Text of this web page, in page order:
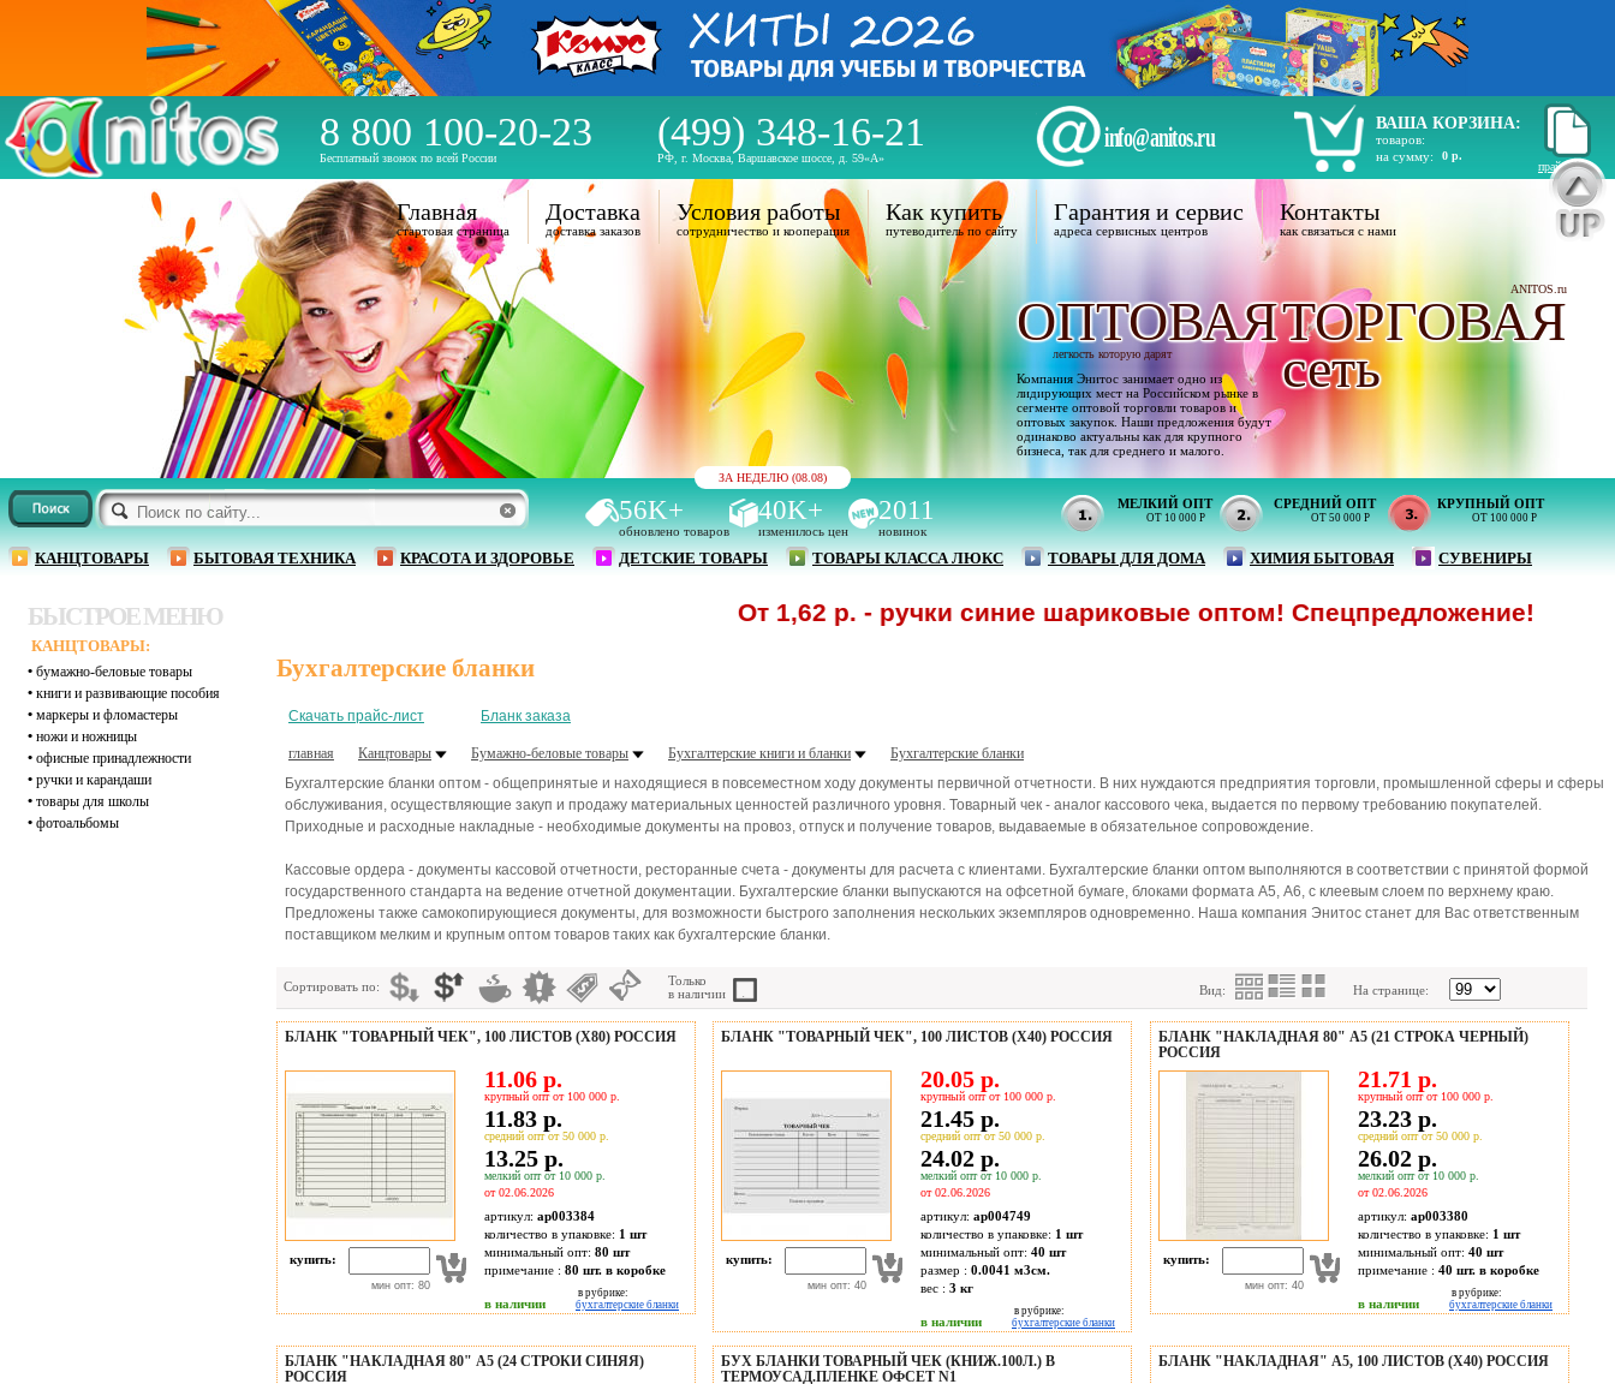
8 800 100-20-23
Бесплатный звонок по всей России
(499) 348-16-21
РФ, г. Москва, Варшавское шоссе, д. 59«А»
info@anitos.ru
ВАША КОРЗИНА:
товаров:
на сумму:
0 р.
прайс лист
ЗА НЕДЕЛЮ (08.08)
56K+
обновлено товаров
40K+
изменилось цен
2011
новинок
МЕЛКИЙ ОПТ
ОТ 10 000 Р
СРЕДНИЙ ОПТ
ОТ 50 000 Р
КРУПНЫЙ ОПТ
ОТ 100 000 Р
КАНЦТОВАРЫ БЫТОВАЯ ТЕХНИКА КРАСОТА И ЗДОРОВЬЕ ДЕТСКИЕ ТОВАРЫ ТОВАРЫ КЛАССА ЛЮКС ТОВАРЫ ДЛЯ ДОМА ХИМИЯ БЫТОВАЯ СУВЕНИРЫ
Главная
стартовая страница
Доставка
доставка заказов
Условия работы
сотрудничество и кооперация
Как купить
путеводитель по сайту
Гарантия и сервис
адреса сервисных центров
Контакты
как связаться с нами
ANITOS.ru
ОПТОВАЯТОРГОВАЯ
легкость которую дарят
Компания Энитос занимает одно из
лидирующих мест на Российском рынке в
сегменте оптовой торговли товаров и
оптовых закупок. Наши предложения будут
одинаково актуальны как для крупного
бизнеса, так для среднего и малого.
сеть
БЫСТРОЕ МЕНЮ
КАНЦТОВАРЫ:
• бумажно-беловые товары
• книги и развивающие пособия
• маркеры и фломастеры
• ножи и ножницы
• офисные принадлежности
• ручки и карандаши
• товары для школы
• фотоальбомы
От 1,62 р. - ручки синие шариковые оптом! Спецпредложение!
Бухгалтерские бланки
Скачать прайс-лист Бланк заказа
главная Канцтовары Бумажно-беловые товары Бухгалтерские книги и бланки
Бухгалтерские бланки
Бухгалтерские бланки оптом - общепринятые и находящиеся в повсеместном ходу документы первичной отчетности. В них нуждаются предприятия торговли, промышленной сферы и сферы
обслуживания, осуществляющие закуп и продажу материальных ценностей различного уровня. Товарный чек - аналог кассового чека, выдается по первому требованию покупателей.
Приходные и расходные накладные - необходимые документы на провоз, отпуск и получение товаров, выдаваемые в обязательное сопровождение.
Кассовые ордера - документы кассовой отчетности, ресторанные счета - документы для расчета с клиентами. Бухгалтерские бланки оптом выполняются в соответствии с принятой формой
государственного стандарта на ведение отчетной документации. Бухгалтерские бланки выпускаются на офсетной бумаге, блоками формата А5, А6, с клеевым слоем по верхнему краю.
Предложены также самокопирующиеся документы, для возможности быстрого заполнения нескольких экземпляров одновременно. Наша компания Энитос станет для Вас ответственным
поставщиком мелким и крупным оптом товаров таких как бухгалтерские бланки.
Сортировать по:
Только
в наличии
Вид: На странице:
БЛАНК "ТОВАРНЫЙ ЧЕК", 100 ЛИСТОВ (Х80) РОССИЯ
купить:
мин опт: 80
11.06 р.
крупный опт от 100 000 р.
11.83 р.
средний опт от 50 000 р.
13.25 р.
мелкий опт от 10 000 р.
от 02.06.2026
артикул: ap003384
количество в упаковке: 1 шт
минимальный опт: 80 шт
примечание : 80 шт. в коробке
в наличии
в рубрике:
бухгалтерские бланки
БЛАНК "ТОВАРНЫЙ ЧЕК", 100 ЛИСТОВ (Х40) РОССИЯ
купить:
мин опт: 40
20.05 р.
крупный опт от 100 000 р.
21.45 р.
средний опт от 50 000 р.
24.02 р.
мелкий опт от 10 000 р.
от 02.06.2026
артикул: ap004749
количество в упаковке: 1 шт
минимальный опт: 40 шт
размер : 0.0041 м3см.
вес : 3 кг
в наличии
в рубрике:
бухгалтерские бланки
БЛАНК "НАКЛАДНАЯ 80" А5 (21 СТРОКА ЧЕРНЫЙ)
РОССИЯ
купить:
мин опт: 40
21.71 р.
крупный опт от 100 000 р.
23.23 р.
средний опт от 50 000 р.
26.02 р.
мелкий опт от 10 000 р.
от 02.06.2026
артикул: ap003380
количество в упаковке: 1 шт
минимальный опт: 40 шт
примечание : 40 шт. в коробке
в наличии
в рубрике:
бухгалтерские бланки
БЛАНК "НАКЛАДНАЯ 80" А5 (24 СТРОКИ СИНЯЯ)
РОССИЯ
БУХ БЛАНКИ ТОВАРНЫЙ ЧЕК (КНИЖ.100Л.) В
ТЕРМОУСАД.ПЛЕНКЕ ОФСЕТ N1
БЛАНК "НАКЛАДНАЯ" А5, 100 ЛИСТОВ (Х40) РОССИЯ